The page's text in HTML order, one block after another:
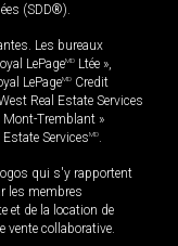
(SDD®).
Les bureaux
LePageMD Ltée »,
LePageMD Credit
Real Estate Services
Mont-Tremblant »
ServicesMD
qui s'y rapportent
les membres
et de la location de
collaborative.